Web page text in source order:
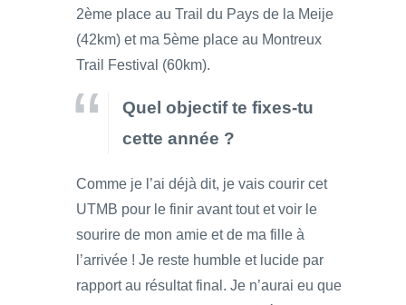
2ème place au Trail du Pays de la Meije
(42km) et ma 5ème place au Montreux
Trail Festival (60km).
Quel objectif te fixes-tu
cette année ?
Comme je l’ai déjà dit, je vais courir cet
UTMB pour le finir avant tout et voir le
sourire de mon amie et de ma fille à
l’arrivée ! Je reste humble et lucide par
rapport au résultat final. Je n’aurai eu que